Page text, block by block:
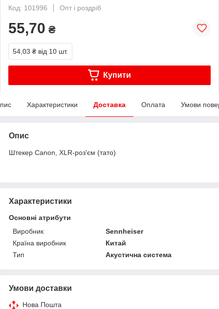
Код: 101996
Опт і роздріб
55,70 ₴
54,03 ₴ від 10 шт.
Купити
Характеристики Доставка Оплата Умови
Опис
Штекер Canon, XLR-роз'єм (тато)
Характеристики
Основні атрибути
Виробник
Sennheiser
Країна виробник
Китай
Тип
Акустична система
Умови доставки
Нова Пошта